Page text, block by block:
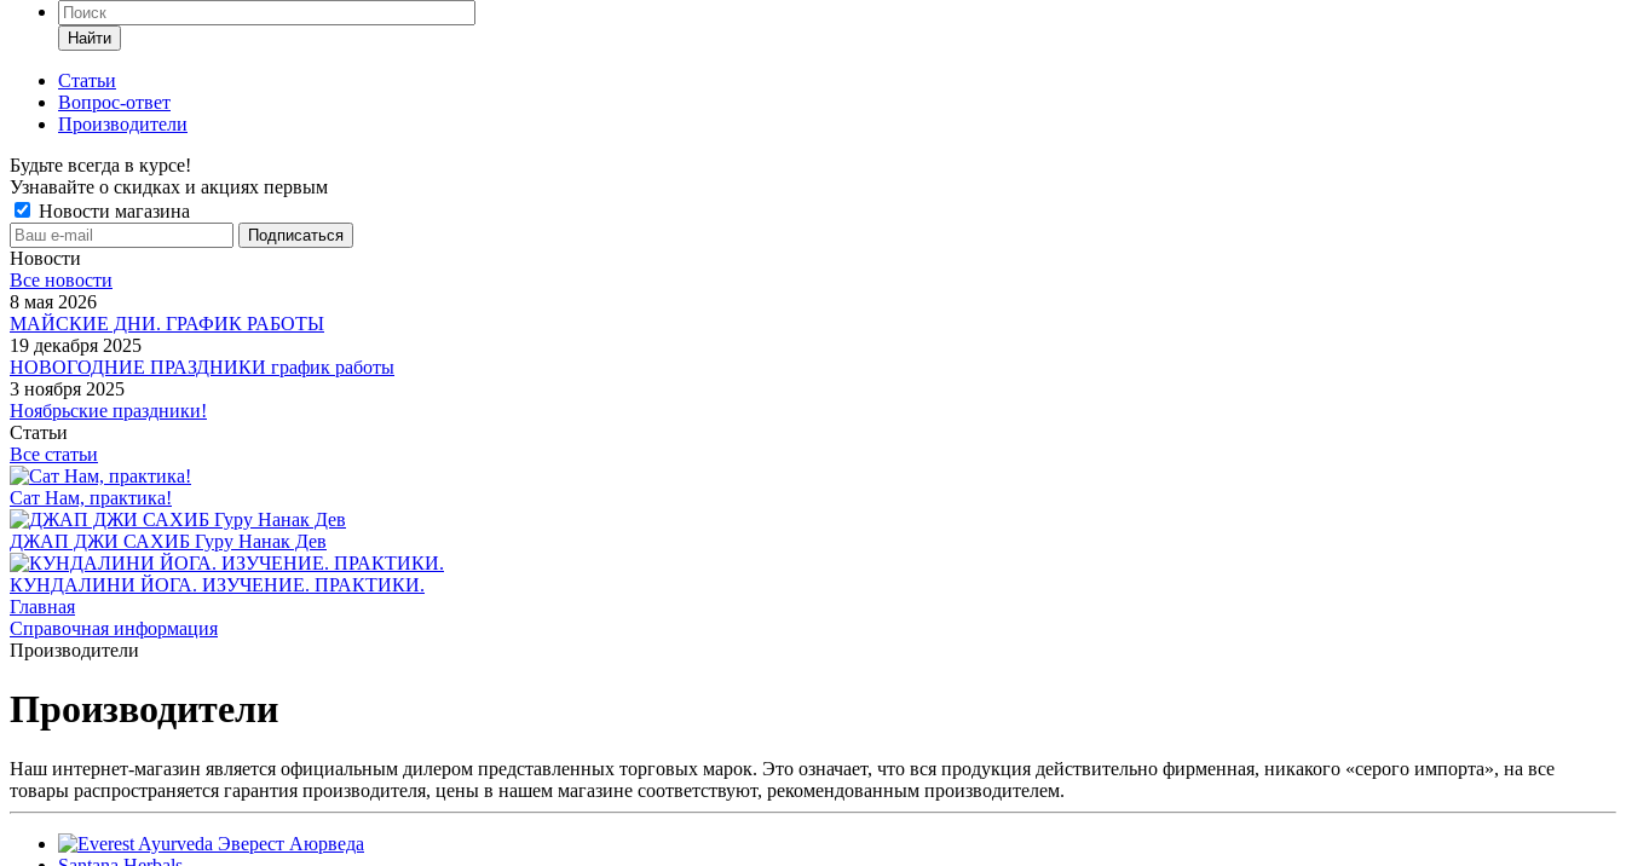
Найти
Статьи
Вопрос-ответ
Производители
Будьте всегда в курсе!
Узнавайте о скидках и акциях первым
Новости магазина
Новости
Все новости
8 мая 2026
МАЙСКИЕ ДНИ. ГРАФИК РАБОТЫ
19 декабря 2025
НОВОГОДНИЕ ПРАЗДНИКИ график работы
3 ноября 2025
Ноябрьские праздники!
Статьи
Все статьи
Сат Нам, практика!
ДЖАП ДЖИ САХИБ Гуру Нанак Дев
КУНДАЛИНИ ЙОГА. ИЗУЧЕНИЕ. ПРАКТИКИ.
Главная
Справочная информация
Производители
Производители
Наш интернет-магазин является официальным дилером представленных торговых марок. Это означает, что вся продукция действительно фирменная, никакого «серого импорта», на все
товары распространяется гарантия производителя, цены в нашем магазине соответствуют, рекомендованным производителем.